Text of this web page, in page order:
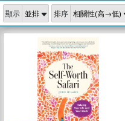
顯示 排序